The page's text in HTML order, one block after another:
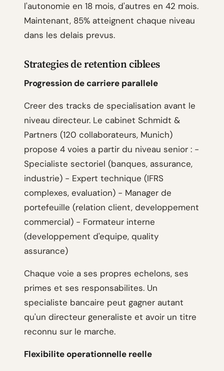
l'autonomie en 18 mois, d'autres en 42 mois.
Maintenant, 85% atteignent chaque niveau
dans les delais prevus.
Strategies de retention ciblees
Progression de carriere parallele
Creer des tracks de specialisation avant le
niveau directeur. Le cabinet Schmidt &
Partners (120 collaborateurs, Munich)
propose 4 voies a partir du niveau senior : -
Specialiste sectoriel (banques, assurance,
industrie) - Expert technique (IFRS
complexes, evaluation) - Manager de
portefeuille (relation client, developpement
commercial) - Formateur interne
(developpement d'equipe, quality
assurance)
Chaque voie a ses propres echelons, ses
primes et ses responsabilites. Un
specialiste bancaire peut gagner autant
qu'un directeur generaliste et avoir un titre
reconnu sur le marche.
Flexibilite operationnelle reelle